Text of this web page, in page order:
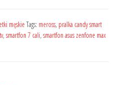
męskie Tags: meross, pralka candy smart
, smartfon 7 cali, smartfon asus zenfone max